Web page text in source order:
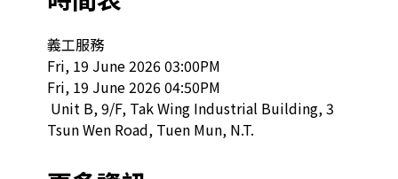
義工服務
Fri, 19 June 2026 03:00PM
Fri, 19 June 2026 04:50PM
Tsun Wen Road, Tuen Mun, N.T.